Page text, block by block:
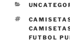
ETIQUETAS
FUTBOL